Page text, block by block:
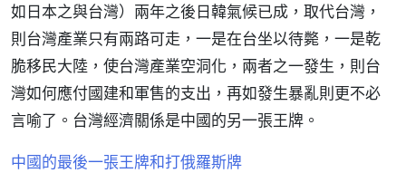
如日本之與台灣）兩年之後日韓氣候已成，取代台灣，
則台灣產業只有兩路可走，一是在台坐以待斃，一是乾
脆移民大陸，使台灣產業空洞化，兩者之一發生，則台
灣如何應付國建和軍售的支出，再如發生暴亂則更不必
言喻了。台灣經濟關係是中國的另一張王牌。
中國的最後一張王牌和打俄羅斯牌